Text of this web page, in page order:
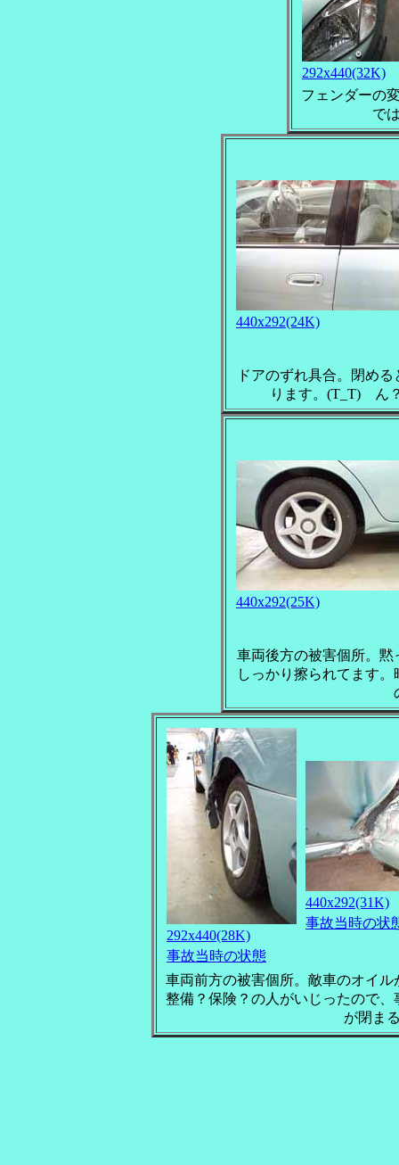
292x440(32K)
フェンダーの
で
440x292(24K)
ドアのずれ具合。閉め
ります。(T_T) ん
440x292(25K)
車両後方の被害個所。
しっかり擦られてます
292x440(28K)
事故当時の状態
440x292(31K)
事故当時の状
車両前方の被害個所。敵車のオイ
整備？保険？の人がいじったので
が閉ま